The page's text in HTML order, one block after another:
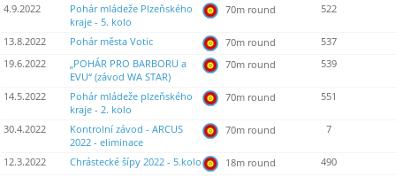
4.9.2022
Pohár mládeže Plzeňského
kraje - 5. kolo
70m round 522
13.8.2022 Pohár města Votic 70m round
537
19.6.2022
„POHÁR PRO BARBORU a
EVU“ (závod WA STAR)
70m round 539
14.5.2022
Pohár mládeže plzeňského
kraje - 2. kolo
70m round 551
30.4.2022
Kontrolní závod - ARCUS
2022 - eliminace
70m round 7
12.3.2022 Chrástecké šípy 2022 - 5.kolo 18m round
490